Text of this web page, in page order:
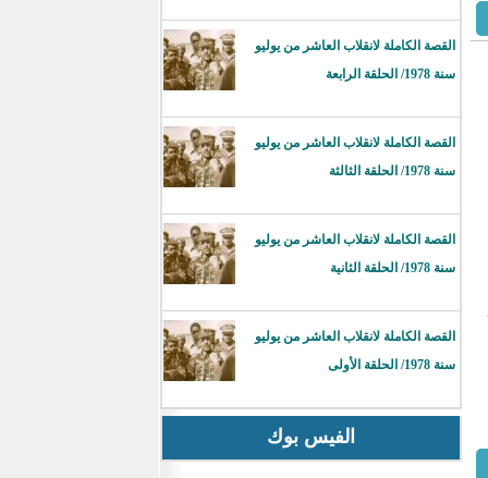
القصة الكاملة لانقلاب العاشر من يوليو
سنة 1978/ الحلقة الرابعة
القصة الكاملة لانقلاب العاشر من يوليو
سنة 1978/ الحلقة الثالثة
القصة الكاملة لانقلاب العاشر من يوليو
سنة 1978/ الحلقة الثانية
القصة الكاملة لانقلاب العاشر من يوليو
سنة 1978/ الحلقة الأولى
الفيس بوك